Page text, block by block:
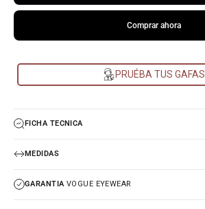
Comprar ahora
PRUÉBA TUS GAFAS
FICHA TECNICA
MEDIDAS
GARANTIAVOGUE EYEWEAR